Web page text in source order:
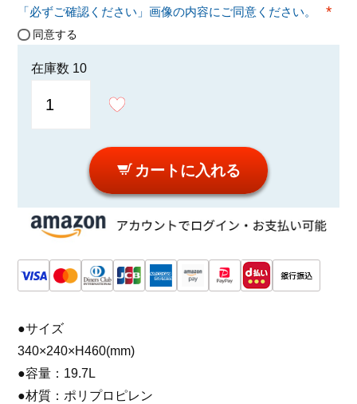
「必ずご確認ください」画像の内容にご同意ください。
同意する
在庫数 10
カートに入れる
●サイズ
340×240×H460(mm)
●容量：19.7L
●材質：ポリプロピレン